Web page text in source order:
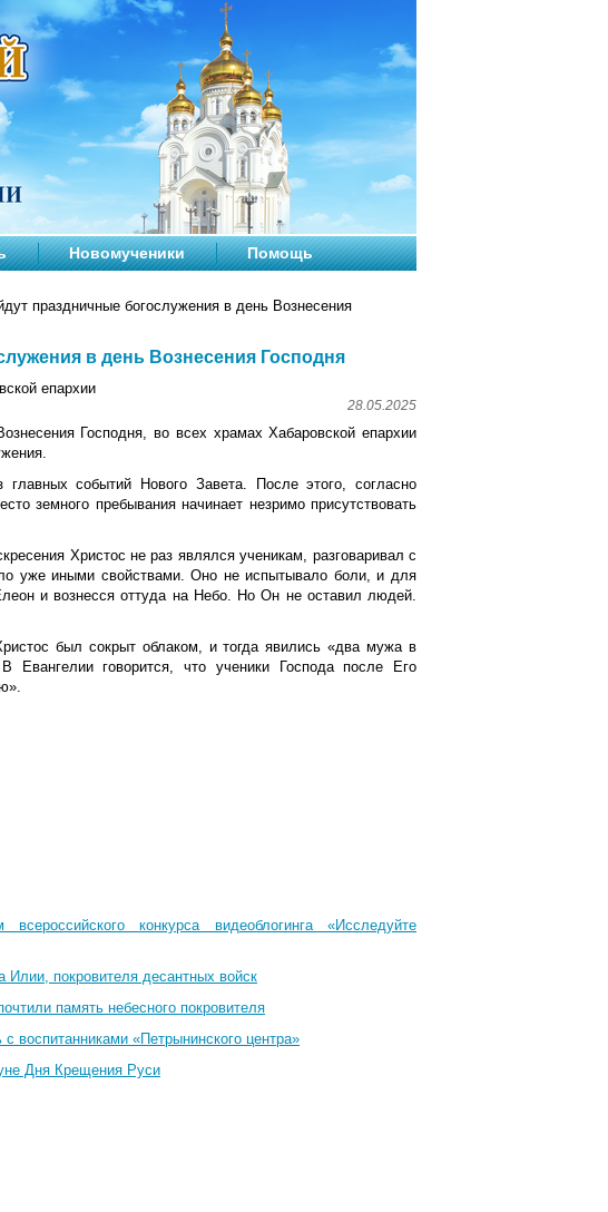
Новомученики Помощь
праздничные богослужения в день Вознесения
в день Вознесения Господня
епархии
28.05.2025
Господня, во всех храмах Хабаровской епархии
событий Нового Завета. После этого, согласно
земного пребывания начинает незримо присутствовать
Христос не раз являлся ученикам, разговаривал с
уже иными свойствами. Оно не испытывало боли, и для
и вознесся оттуда на Небо. Но Он не оставил людей.
был сокрыт облаком, и тогда явились «два мужа в
Евангелии говорится, что ученики Господа после Его
конкурса видеоблогинга «Исследуйте
Илии, покровителя десантных войск
память небесного покровителя
воспитанниками «Петрынинского центра»
Дня Крещения Руси